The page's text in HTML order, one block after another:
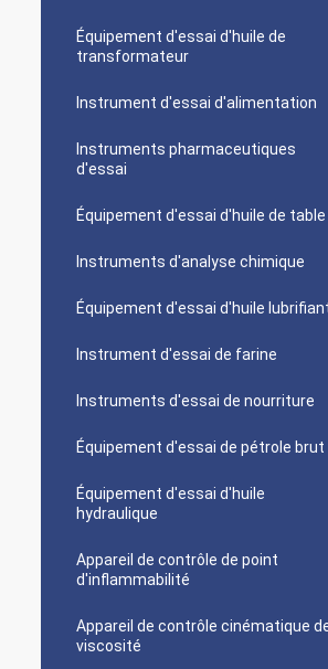
Équipement d'essai d'huile de
transformateur
Instrument d'essai d'alimentation
Instruments pharmaceutiques
d'essai
Équipement d'essai d'huile de table
Instruments d'analyse chimique
Équipement d'essai d'huile
Instrument d'essai de farine
Instruments d'essai de nourriture
Équipement d'essai de pétrole brut
Équipement d'essai d'huile
hydraulique
Appareil de contrôle de point
d'inflammabilité
Appareil de contrôle cinématique
viscosité